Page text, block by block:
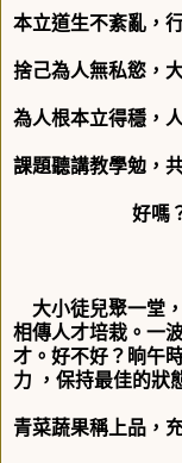
本立道生不紊亂，
捨己為人無私慾，
為人根本立得穩，
課題聽講教學勉，
好嗎
大小徒兒聚一堂
相傳人才培栽。一
才。好不好？晌午
力 ，保持最佳的狀
青菜蔬果稱上品，